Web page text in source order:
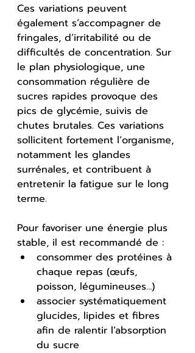
Ces variations peuvent
également s’accompagner de
fringales, d’irritabilité ou de
difficultés de concentration. Sur
le plan physiologique, une
consommation régulière de
sucres rapides provoque des
pics de glycémie, suivis de
chutes brutales. Ces variations
sollicitent fortement l’organisme,
notamment les glandes
surrénales, et contribuent à
entretenir la fatigue sur le long
terme.
Pour favoriser une énergie plus
stable, il est recommandé de :
consommer des protéines à
chaque repas (œufs,
poisson, légumineuses…)
associer systématiquement
glucides, lipides et fibres
afin de ralentir l’absorption
du sucre